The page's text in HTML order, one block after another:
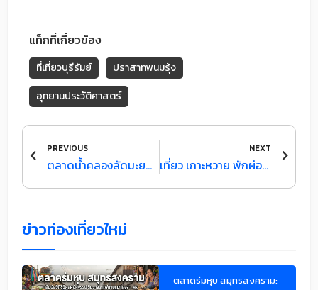
แท็กที่เกี่ยวข้อง
ที่เที่ยวบุรีรัมย์
ปราสาทพนมรุ้ง
อุทยานประวัติศาสตร์
PREVIOUS
ตลาดน้ำคลองลัดมะยม วิถีชีวิตคนไทย ใจกลางกรุงเทพมหานคร
NEXT
เที่ยว เกาะหวาย พักผ่อนชิลๆ บนเกาะสวรรค์แห่งเมืองตราด
Next
ข่าวท่องเที่ยวใหม่
ตลาดร่มหุบ สมุทรสงคราม: